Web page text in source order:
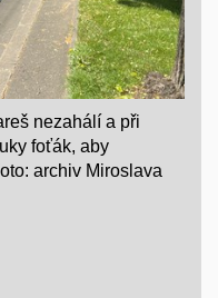
nezahálí a při
foťák, aby
archiv Miroslava